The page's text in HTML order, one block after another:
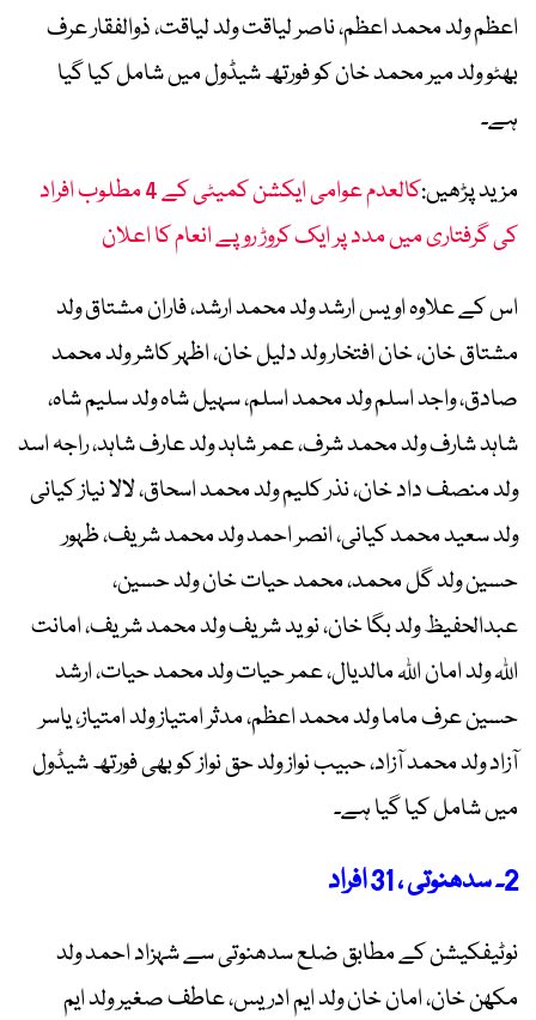
اعظم ولد محمد اعظم، ناصر لیاقت ولد لیاقت، ذوالفقار عرف
بھٹو ولد میر محمد خان کو فورتھ شیڈول میں شامل کیا گیا
ہے۔
مزید پڑھیں:
کالعدم عوامی ایکشن کمیٹی کے 4 مطلوب افراد
کی گرفتاری میں مدد پر ایک کروڑ روپے انعام کا اعلان
اس کے علاوہ اویس ارشد ولد محمد ارشد، فاران مشتاق ولد
مشتاق خان، خان افتخار ولد دلیل خان، اظہر کاشر ولد محمد
صادق، واجد اسلم ولد محمد اسلم، سہیل شاہ ولد سلیم شاہ،
شاہد شارف ولد محمد شرف، عمر شاہد ولد عارف شاہد، راجہ اسد
ولد منصف داد خان، نذر کلیم ولد محمد اسحاق، لالا نیاز کیانی
ولد سعید محمد کیانی، انصر احمد ولد محمد شریف، ظہور
حسین ولد گل محمد، محمد حیات خان ولد حسین،
عبدالحفیظ ولد بگا خان، نوید شریف ولد محمد شریف، امانت
اللہ ولد امان اللہ مالدیال، عمر حیات ولد محمد حیات، ارشد
حسین عرف ماما ولد محمد اعظم، مدثر امتیاز ولد امتیاز، یاسر
آزاد ولد محمد آزاد، حبیب نواز ولد حق نواز کو بھی فورتھ شیڈول
میں شامل کیا گیا ہے۔
2۔ سدھنوتی ، 31 افراد
نوٹیفکیشن کے مطابق ضلع سدھنوتی سے شہزاد احمد ولد
مکھن خان، امان خان ولد ایم ادریس، عاطف صغیر ولد ایم